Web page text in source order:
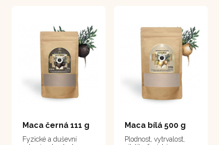
Maca černá 111 g
Fyzické a duševní
Maca bílá 500 g
Plodnost, vytrvalost,